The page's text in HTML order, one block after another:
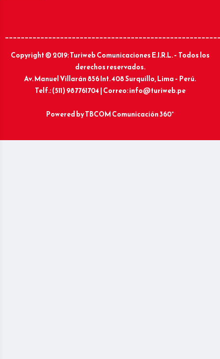
Copyright © 2019: Turiweb Comunicaciones E.I.R.L. – Todos los
derechos reservados.
Av. Manuel Villarán 856 Int. 408 Surquillo, Lima – Perú.
Telf.: (511) 987761704 | Correo: info@turiweb.pe
Powered byTBCOM Comunicación 360°